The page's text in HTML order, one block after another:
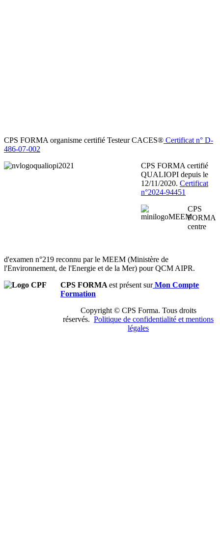
CPS FORMA organisme certifié Testeur CACES® Certificat n° D-
486-07-002
CPS FORMA certifié
QUALIOPI depuis le
12/11/2020. Certificat
n°2024-94451
CPS
FORMA
centre
d'examen n°219 reconnu par le MEEM (Ministère de
l'Environnement, de l'Energie et de la Mer) pour QCM AIPR.
CPS FORMA est présent surMon Compte
Formation
Copyright © CPS Forma. Tous droits
réservés. Politique de confidentialité et mentions
légales